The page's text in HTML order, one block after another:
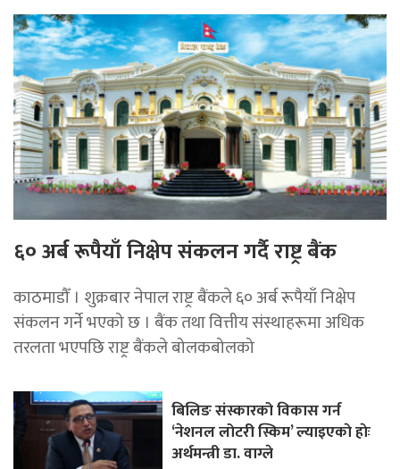
६० अर्ब रूपैयाँ निक्षेप संकलन गर्दै राष्ट्र बैंक
काठमाडौँ । शुक्रबार नेपाल राष्ट्र बैंकले ६० अर्ब रूपैयाँ निक्षेप
संकलन गर्ने भएको छ । बैंक तथा वित्तीय संस्थाहरूमा अधिक
तरलता भएपछि राष्ट्र बैंकले बोलकबोलको
बिलिङ संस्कारको विकास गर्न
‘नेशनल लोटरी स्किम’ ल्याइएकाे हाेः
अर्थमन्त्री डा. वाग्ले